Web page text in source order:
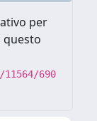
per
questo
690